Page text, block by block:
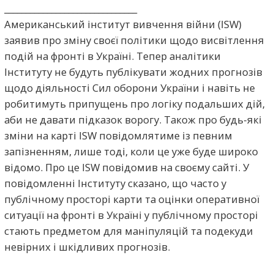
Американський інститут вивчення війни (ISW)
заявив про зміну своєї політики щодо висвітлення
подій на фронті в Україні. Тепер аналітики
Інституту не будуть публікувати жодних прогнозів
щодо діяльності Сил оборони України і навіть не
робитимуть припущень про логіку подальших дій,
аби не давати підказок ворогу. Також про будь-які
зміни на карті ISW повідомлятиме із певним
запізненням, лише тоді, коли це уже буде широко
відомо. Про це ISW повідомив на своєму сайті. У
повідомленні Інституту сказано, що часто у
публічному просторі карти та оцінки оперативної
ситуації на фронті в Україні у публічному просторі
стають предметом для маніпуляцій та подекуди
невірних і шкідливих прогнозів.